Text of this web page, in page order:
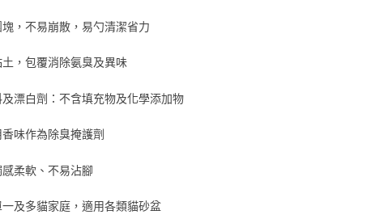
，不易崩散，易勺清潔省力
，包覆消除氨臭及異味
漂白劑：不含填充物及化學添加物
味作為除臭掩護劑
柔軟、不易沾腳
及多貓家庭，適用各類貓砂盆